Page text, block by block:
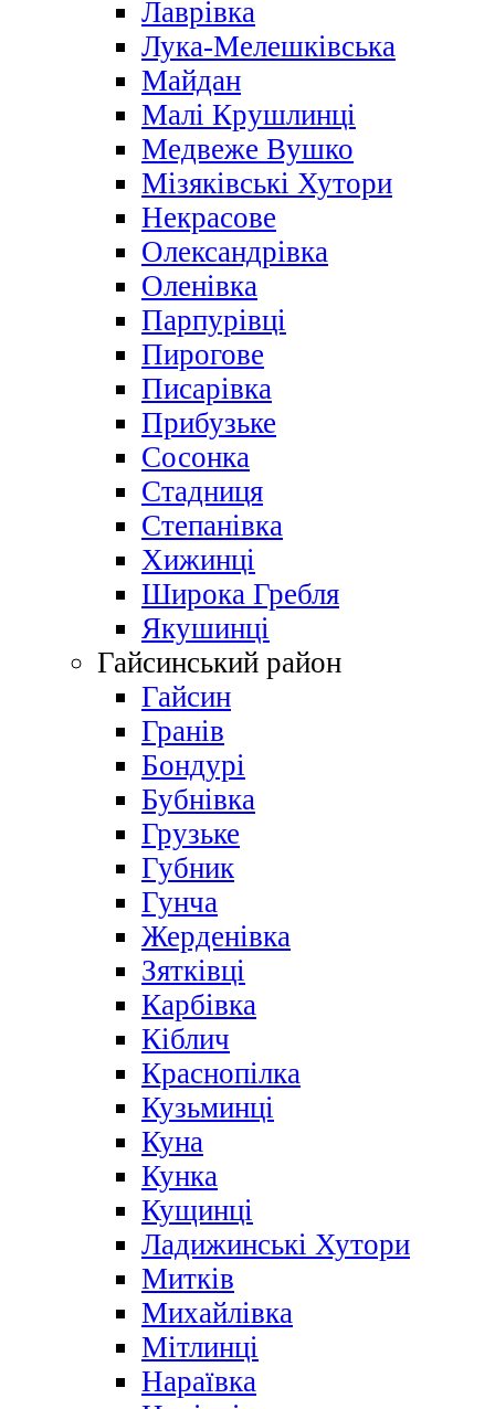
Лаврівка
Лука-Мелешківська
Майдан
Малі Крушлинці
Медвеже Вушко
Мізяківські Хутори
Некрасове
Олександрівка
Оленівка
Парпурівці
Пирогове
Писарівка
Прибузьке
Сосонка
Стадниця
Степанівка
Хижинці
Широка Гребля
Якушинці
Гайсинський район
Гайсин
Гранів
Бондурі
Бубнівка
Грузьке
Губник
Гунча
Жерденівка
Зятківці
Карбівка
Кіблич
Краснопілка
Кузьминці
Куна
Кунка
Кущинці
Ладижинські Хутори
Митків
Михайлівка
Мітлинці
Нараївка